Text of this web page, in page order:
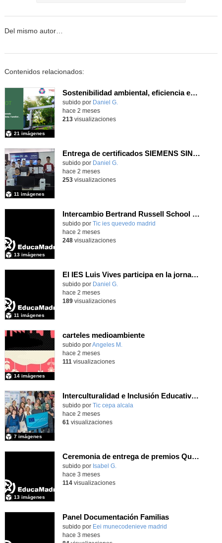
Del mismo autor…
Contenidos relacionados:
Sostenibilidad ambiental, eficiencia energética y sistemas de producción inteligente para la industria 4.0
subido por Daniel G.
21 imágenes
hace 2 meses
213visualizaciones
Entrega de certificados SIEMENS SINUMERIK
subido por Daniel G.
11 imágenes
hace 2 meses
253visualizaciones
Intercambio Bertrand Russell School en Krommenie, junio 2026
subido por Tic ies quevedo madrid
13 imágenes
hace 2 meses
248visualizaciones
El IES Luis Vives participa en la jornada de trabajo sobre mecanizado CNC e Industria 4.0
subido por Daniel G.
11 imágenes
hace 2 meses
189visualizaciones
carteles medioambiente
Contenido educativo.
subido porAngeles M.
14 imágenes
hace 2 meses
111 visualizaciones
Interculturalidad e Inclusión Educativa en la Educación de Adultos
subido por Tic cepa alcala
7 imágenes
hace 2 meses
61 visualizaciones
Ceremonia de entrega de premios Quizstory 2026
subido por Isabel G.
13 imágenes
hace 3 meses
114visualizaciones
Panel Documentación Familias
Contenido educativo.
subido por Eei munecodenieve madrid
hace 3 meses